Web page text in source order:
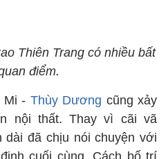
Thiên Trang có nhiều bất
điểm.
Mi - Thùy Dương cũng xảy
nội thất. Thay vì cãi vã
dài đã chịu nói chuyện với
cuối cùng. Cách bố trí